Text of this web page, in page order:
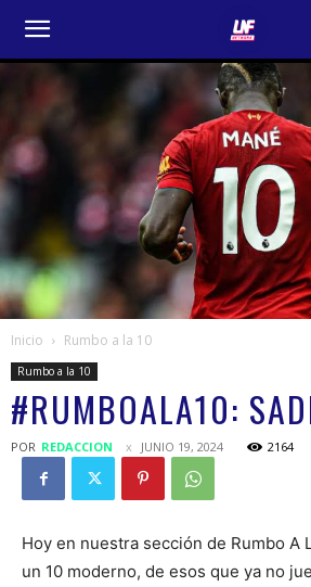
Inicio Rumbo a la 10
Rumbo a la 10
#RUMBOALA10:
POR REDACCION JUNIO 19, 2024 2164
Hoy en nuestra sección de Rumbo A
un 10 moderno, de esos que ya no